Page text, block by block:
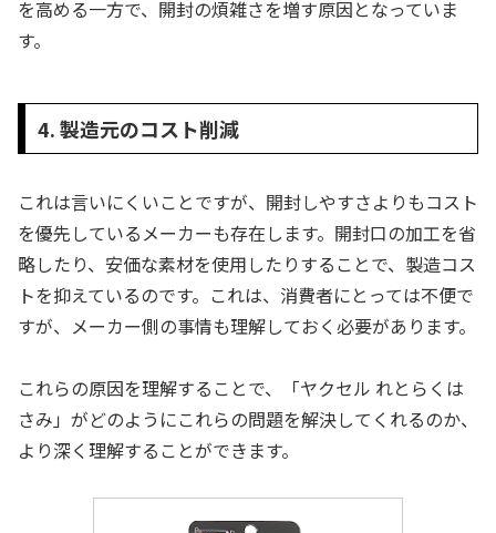
を高める一方で、開封の煩雑さを増す原因となっていま
す。
4. 製造元のコスト削減
これは言いにくいことですが、開封しやすさよりもコスト
を優先しているメーカーも存在します。開封口の加工を省
略したり、安価な素材を使用したりすることで、製造コス
トを抑えているのです。これは、消費者にとっては不便で
すが、メーカー側の事情も理解しておく必要があります。
これらの原因を理解することで、「ヤクセル れとらくは
さみ」がどのようにこれらの問題を解決してくれるのか、
より深く理解することができます。